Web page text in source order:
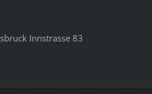
Innstrasse 83